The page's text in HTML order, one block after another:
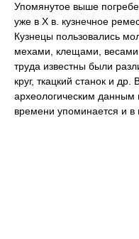
Упомянутое выше
уже в Х в. кузнечное
Кузнецы пользовались
мехами, клещами,
труда известны были
круг, ткацкий станок и
археологическим данным
времени упоминается и в